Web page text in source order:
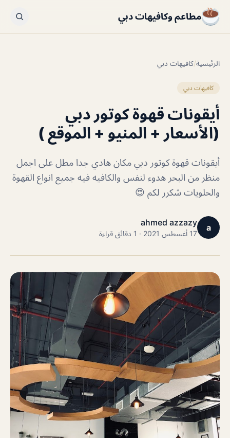
مطاعم وكافيهات دبي
الرئيسية/كافيهات دبي
كافيهات دبي
أيقونات قهوة كوتور دبي
(الأسعار + المنيو + الموقع )
أيقونات قهوة كوتور دبي مكان هادي جدا مطل على اجمل
منظر من البحر هدوء لنفس والكافيه فيه جميع انواع القهوة
والحلويات شكرر لكم 😍
a
ahmed azzazy
17 أغسطس 2021 · 1 دقائق قراءة